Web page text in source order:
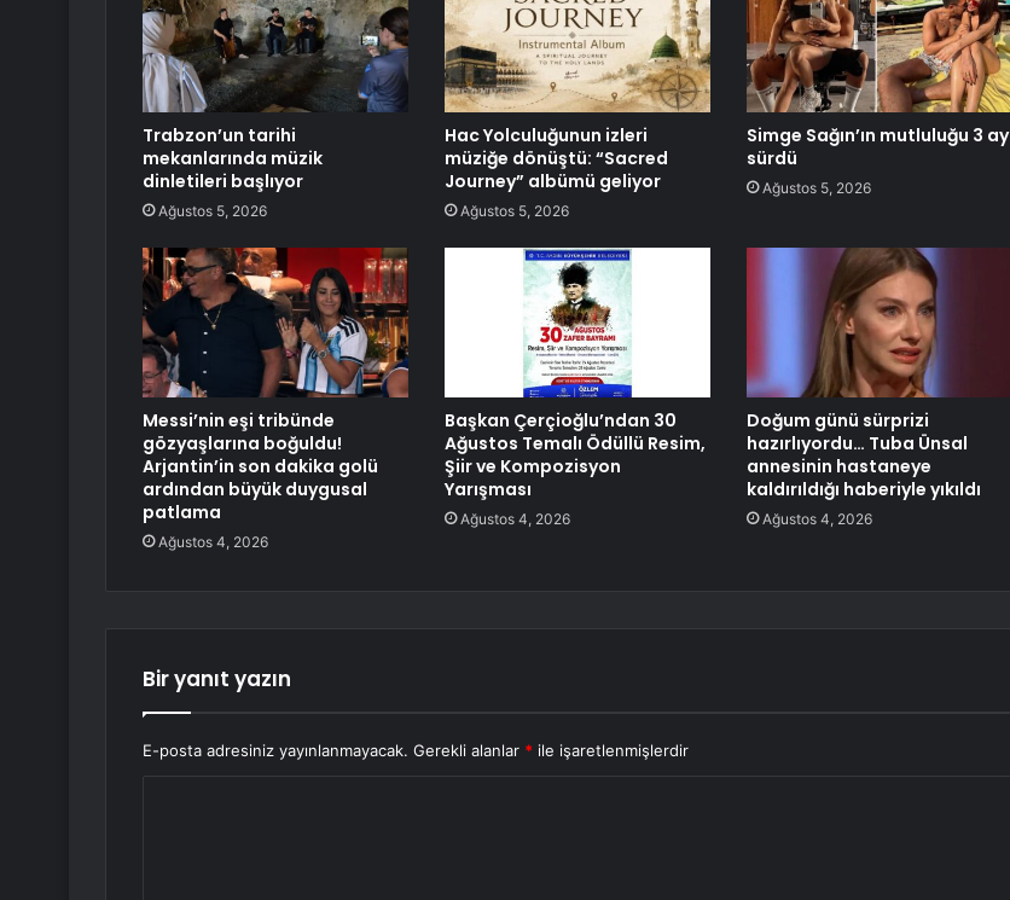
Trabzon’un tarihi
mekanlarında müzik
dinletileri başlıyor
Ağustos 5, 2026
Hac Yolculuğunun izleri
müziğe dönüştü: “Sacred
Journey” albümü geliyor
Ağustos 5, 2026
Simge Sağın’ın mutluluğu 3 ay
sürdü
Ağustos 5, 2026
Messi’nin eşi tribünde
gözyaşlarına boğuldu!
Arjantin’in son dakika golü
ardından büyük duygusal
patlama
Ağustos 4, 2026
Başkan Çerçioğlu’ndan 30
Ağustos Temalı Ödüllü Resim,
Şiir ve Kompozisyon
Yarışması
Ağustos 4, 2026
Doğum günü sürprizi
hazırlıyordu… Tuba Ünsal
annesinin hastaneye
kaldırıldığı haberiyle yıkıldı
Ağustos 4, 2026
Bir yanıt yazın
E-posta adresiniz yayınlanmayacak. Gerekli alanlar * ile işaretlenmişlerdir